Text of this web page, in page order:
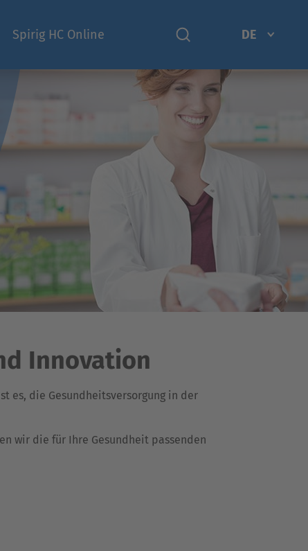
Spirig HC Online DE
Innovation
es, die Gesundheitsversorgung in der
wir die für Ihre Gesundheit passenden